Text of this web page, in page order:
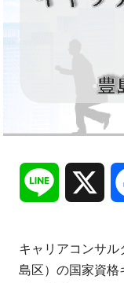
Line
キャリアコンサル
島区）の国家資格